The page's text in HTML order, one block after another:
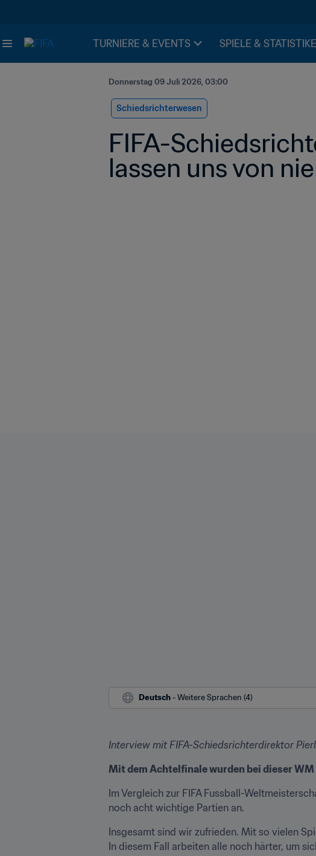
TURNIERE & EVENTS SPIELE &
Donnerstag 09 Juli 2026, 03:00
Schiedsrichterwesen
FIFA-
lassen uns von
Deutsch - Weitere Sprachen (4)
Interview mit FIFA-Schiedsrichterdirektor
Mit dem Achtelfinale wurden bei dieser
Im Vergleich zur FIFA Fussball-
noch acht wichtige Partien an.
Insgesamt sind wir zufrieden. Mit so vielen
In diesem Fall arbeiten alle noch härter, um